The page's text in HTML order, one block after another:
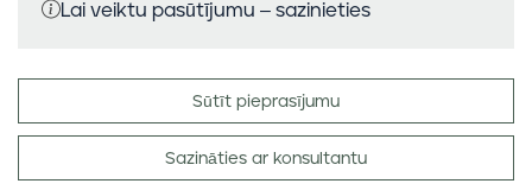
Lai veiktu pasūtījumu – sazinieties
Sūtīt pieprasījumu
Sazināties ar konsultantu